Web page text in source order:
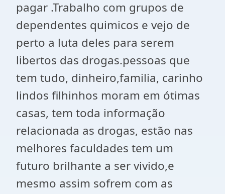
pagar .Trabalho com grupos de
dependentes quimicos e vejo de
perto a luta deles para serem
libertos das drogas.pessoas que
tem tudo, dinheiro,familia, carinho
lindos filhinhos moram em ótimas
casas, tem toda informação
relacionada as drogas, estão nas
melhores faculdades tem um
futuro brilhante a ser vivido,e
mesmo assim sofrem com as